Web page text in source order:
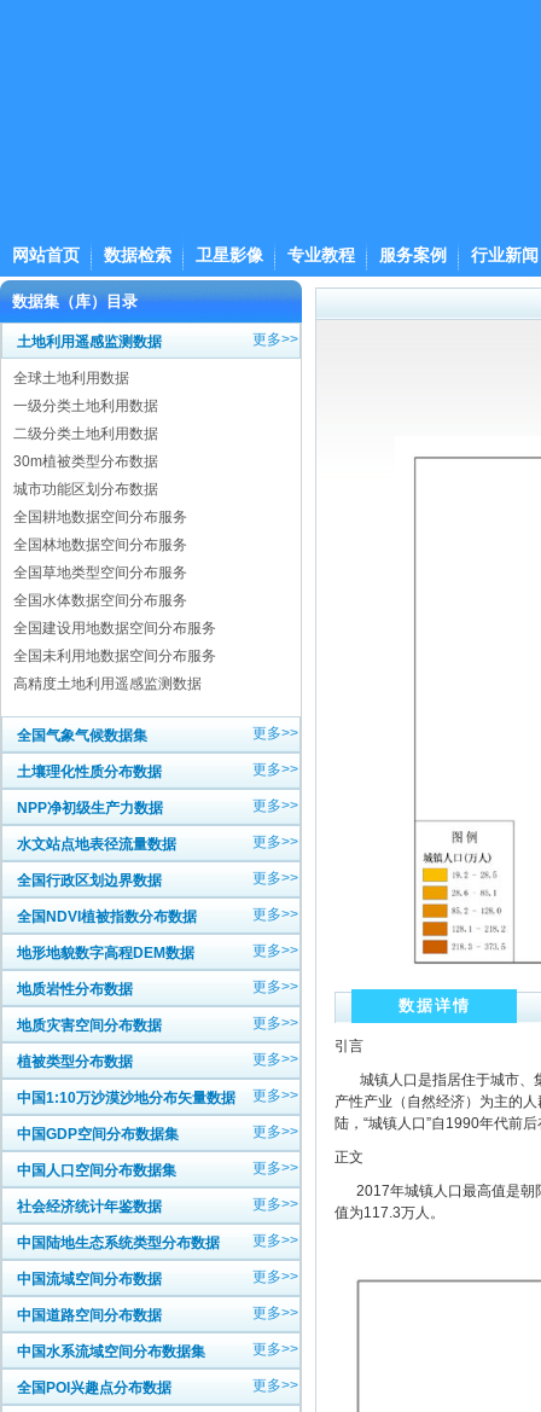
网站首页 数据检索 卫星影像 专业教程 服务案例 行业新闻
数据集（库）目录
土地利用遥感监测数据 更多>>
全球土地利用数据
一级分类土地利用数据
二级分类土地利用数据
30m植被类型分布数据
城市功能区划分布数据
全国耕地数据空间分布服务
全国林地数据空间分布服务
全国草地类型空间分布服务
全国水体数据空间分布服务
全国建设用地数据空间分布服务
全国未利用地数据空间分布服务
高精度土地利用遥感监测数据
全国气象气候数据集 更多>>
土壤理化性质分布数据 更多>>
NPP净初级生产力数据 更多>>
水文站点地表径流量数据 更多>>
全国行政区划边界数据 更多>>
全国NDVI植被指数分布数据 更多>>
地形地貌数字高程DEM数据 更多>>
地质岩性分布数据 更多>>
地质灾害空间分布数据 更多>>
植被类型分布数据 更多>>
中国1:10万沙漠沙地分布矢量数据 更多>>
中国GDP空间分布数据集 更多>>
中国人口空间分布数据集 更多>>
社会经济统计年鉴数据 更多>>
中国陆地生态系统类型分布数据 更多>>
中国流域空间分布数据 更多>>
中国道路空间分布数据 更多>>
中国水系流域空间分布数据集 更多>>
全国POI兴趣点分布数据 更多>>
数据详情
引言
城镇人口是指居住于城市、集
产性产业（自然经济）为主的
陆，“城镇人口”自1990年代前
正文
2017年城镇人口最高值是朝
值为117.3万人。